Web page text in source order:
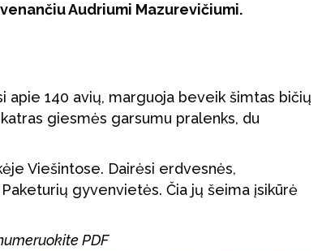
Audriumi Mazurevičiumi.
apie 140 avių, marguoja beveik šimtas bičių
giesmės garsumu pralenks, du
Viešintose. Dairėsi erdvesnės,
gyvenvietės. Čia jų šeima įsikūrė
PDF